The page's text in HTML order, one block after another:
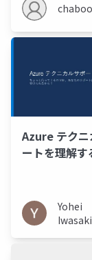
Azure テクニ
ートを理解す
Yohei
Iwasaki